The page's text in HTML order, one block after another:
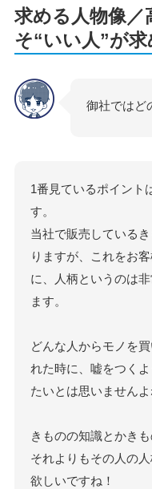
求める人物像／
そ“いい人”が
御社ではど
1番見ているポイント
す。
当社で販売している
りますが、これをお
に、人柄というのは
ます。
どんな人からモノを
れた時に、嘘をつく
たいとは思いませんよ
きものの知識とかき
それよりもその人の
欲しいですね！